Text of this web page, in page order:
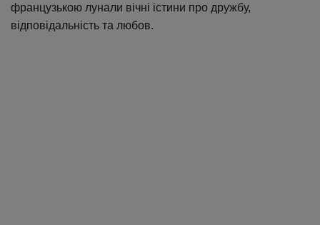
французькою лунали вічні істини про дружбу,
відповідальність та любов.